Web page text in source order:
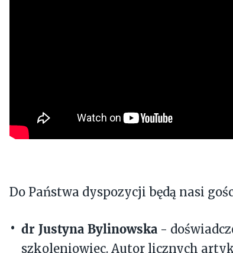
Do Państwa dyspozycji będą nasi
dr Justyna Bylinowska -
szkoleniowiec. Autor licznych